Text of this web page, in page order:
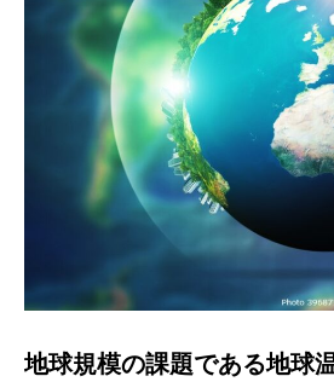
地球規模の課題である地球